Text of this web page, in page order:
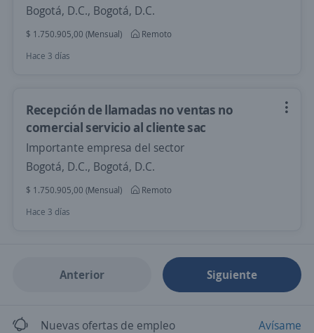
Bogotá, D.C., Bogotá, D.C.
$ 1.750.905,00 (Mensual)
Remoto
Hace 3 días
Recepción de llamadas no ventas no
comercial servicio al cliente sac
Importante empresa del sector
Bogotá, D.C., Bogotá, D.C.
$ 1.750.905,00 (Mensual)
Remoto
Hace 3 días
Anterior Siguiente
Nuevas ofertas de empleo Avísame